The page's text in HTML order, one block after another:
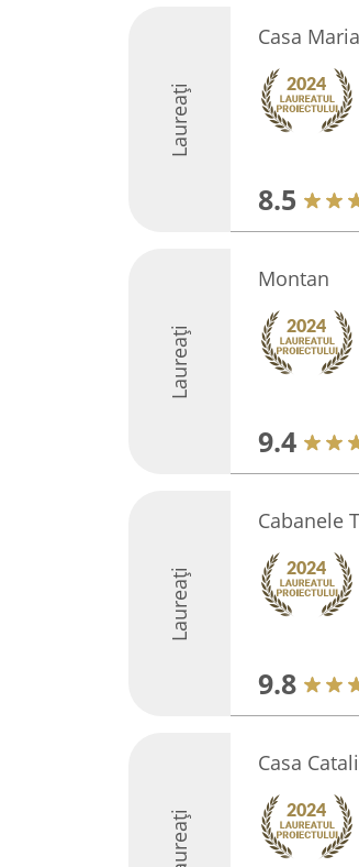
Laureați
Casa Maria
8.5
Laureați
Montan
9.4
Laureați
Cabanele
9.8
Laureați
Casa